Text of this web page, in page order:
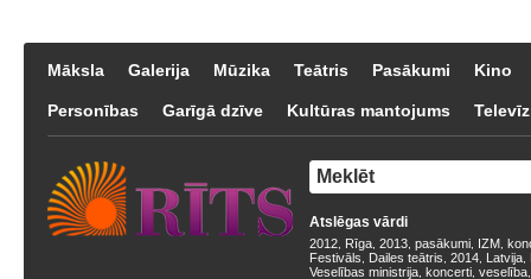
Māksla Galerija Mūzika Teātris Pasākumi Kino
Personības Garīgā dzīve Kultūras mantojums
Atslēgas vārdi
2012 Rīga 2013 pasākumi IZM
Festivāls
Dailes teātris 2014 Latvija
Veselības ministrija koncerti veselība